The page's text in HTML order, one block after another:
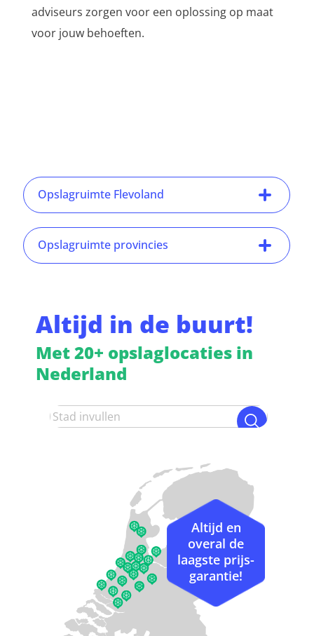
adviseurs zorgen voor een oplossing op maat
voor jouw behoeften.
Opslagruimte Flevoland
Opslagruimte provincies
Altijd in de buurt!
Met 20+ opslaglocaties in
Nederland
Altijd en
overal de
laagste prijs-
garantie!